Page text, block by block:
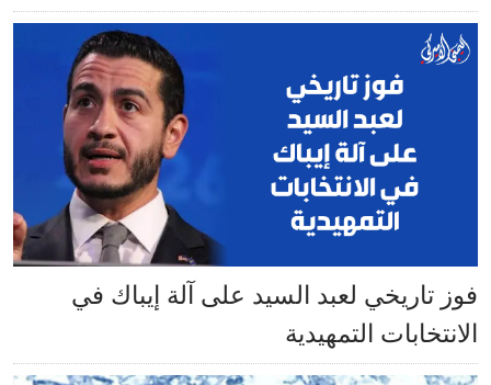
فوز تاريخي لعبد السيد على آلة إيباك في
الانتخابات التمهيدية